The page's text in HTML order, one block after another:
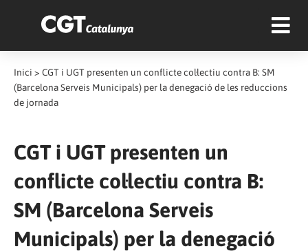
Inici > CGT i UGT presenten un conflicte col·lectiu contra B: SM
(Barcelona Serveis Municipals) per la denegació de les reduccions
de jornada
CGT i UGT presenten un
conflicte col·lectiu contra B:
SM (Barcelona Serveis
Municipals) per la denegació